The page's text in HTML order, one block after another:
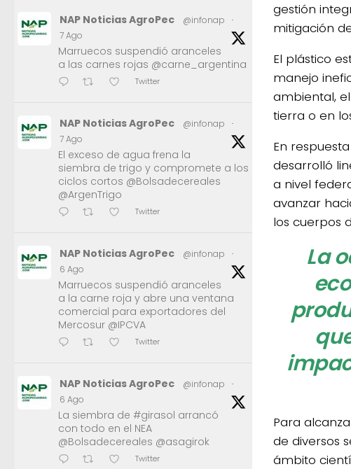
gestión
mitigación
El plástico
manejo
ambiental,
tierra o en
En
desarrolló
a nivel
avanzar
los cuerpos
La
Para
de diversos
ámbito
NAP Noticias AgroPec @infonap
·
7 Ago
Marruecos suspendió aranceles
a las carnes rojas @carne_argentina
Twitter
NAP Noticias AgroPec @infonap
·
7 Ago
El exceso de agua frena la
siembra de trigo y compromete a los
ciclos cortos @Bolsadecereales
@ArgenTrigo
Twitter
NAP Noticias AgroPec @infonap
·
6 Ago
Marruecos suspendió aranceles
a la carne roja y abre una ventana
comercial para exportadores del
Mercosur @IPCVA
Twitter
NAP Noticias AgroPec @infonap
·
6 Ago
La siembra de #girasol arrancó
con todo en el NEA
@Bolsadecereales @asagirok
Twitter